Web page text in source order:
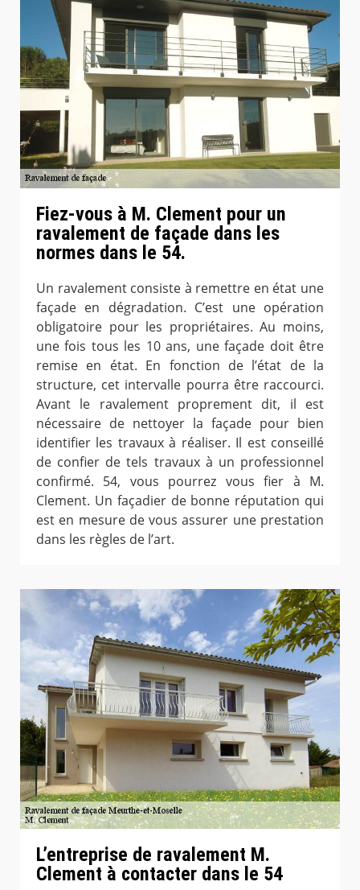
Fiez-vous à M. Clement pour un
ravalement de façade dans les
normes dans le 54.
Un ravalement consiste à remettre en état une
façade en dégradation. C’est une opération
obligatoire pour les propriétaires. Au moins,
une fois tous les 10 ans, une façade doit être
remise en état. En fonction de l’état de la
structure, cet intervalle pourra être raccourci.
Avant le ravalement proprement dit, il est
nécessaire de nettoyer la façade pour bien
identifier les travaux à réaliser. Il est conseillé
de confier de tels travaux à un professionnel
confirmé. 54, vous pourrez vous fier à M.
Clement. Un façadier de bonne réputation qui
est en mesure de vous assurer une prestation
dans les règles de l’art.
L’entreprise de ravalement M.
Clement à contacter dans le 54